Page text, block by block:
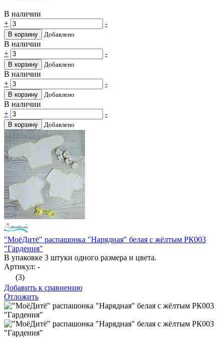
В наличии
+
-
В корзину Добавлено
В наличии
+
-
В корзину Добавлено
В наличии
+
-
В корзину Добавлено
В наличии
+
-
В корзину Добавлено
"МоёДитё" распашонка "Нарядная" белая с жёлтым РК003
"Гардения"
В упаковке 3 штуки одного размера и цвета.
Артикул: -
(3)
Добавить к сравнению
Отложить